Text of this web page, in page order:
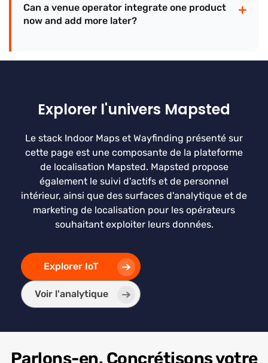
Can a venue operator integrate one product
now and add more later?
+
Explorer l'univers Mapsted
Le stack Indoor Maps et Wayfinding présenté sur
cette page est une composante de la plateforme
de localisation Mapsted. Mapsted propose
également le suivi d'actifs et de personnel
intérieur, ainsi que des surfaces d'analytique et de
marketing de localisation pour les opérateurs
souhaitant exploiter leurs données.
Explorer IoT
Voir l'analytique
Parlons-en. Concrétisons votre